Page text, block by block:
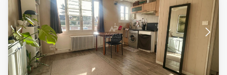
AGENCE PRINCIPALE: 01.30.06.69.69 (collaborateur
salarié D.H)